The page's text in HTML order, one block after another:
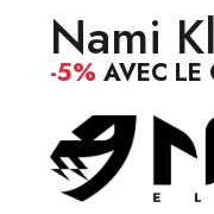
Nami
-5% AVEC LE